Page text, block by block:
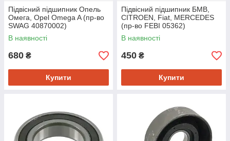
Підвісний підшипник Опель
Омега, Opel Omega A (пр-во
SWAG 40870002)
В наявності
680 ₴
Купити
Підвісний підшипник БМВ,
CITROEN, Fiat, MERCEDES
(пр-во FEBI 05362)
В наявності
450 ₴
Купити